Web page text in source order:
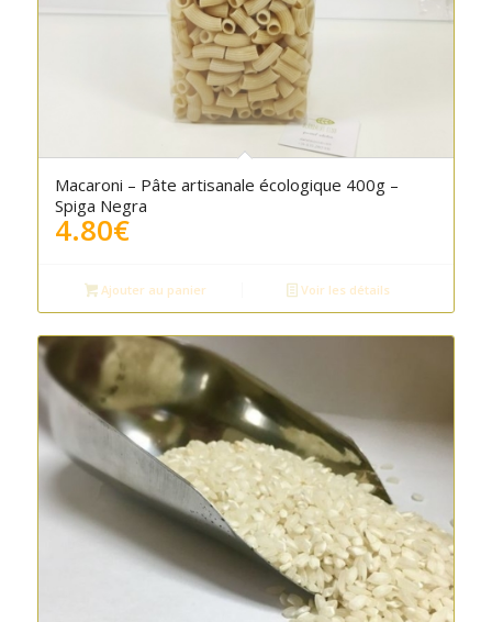
Macaroni – Pâte artisanale écologique 400g –
Spiga Negra
4.80€
Ajouter au panier Voir les détails